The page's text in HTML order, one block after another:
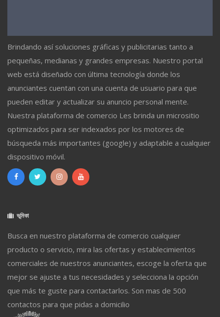
Brindando así soluciones gráficas y publicitarias tanto a
pequeñas, medianas y grandes empresas. Nuestro portal
web está diseñado con última tecnología donde los
anunciantes cuentan con una cuenta de usuario para que
pueden editar y actualizar su anuncio personal mente.
Nuestra plataforma de comercio Les brinda un micrositio
optimizados para ser indexados por los motores de
búsqueda más importantes (google) y adaptable a cualquier
dispositivo móvil.
ভূমিকা
Busca en nuestro plataforma de comercio cualquier
producto o servicio, mira las ofertas y establecimientos
comerciales de nuestros anunciantes, escoge la oferta que
mejor se ajuste a tus necesidades y selecciona la opción
que más te guste para contactarlos. Son mas de 500
contactos para que pidas a domicilio